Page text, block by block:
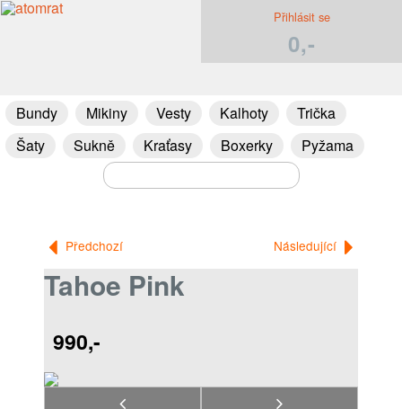
Přihlásit se
0,-
Bundy Mikiny Vesty Kalhoty
Trička
Šaty
Sukně Kraťasy Boxerky Pyžama
Předchozí Následující
Tahoe Pink
990,-